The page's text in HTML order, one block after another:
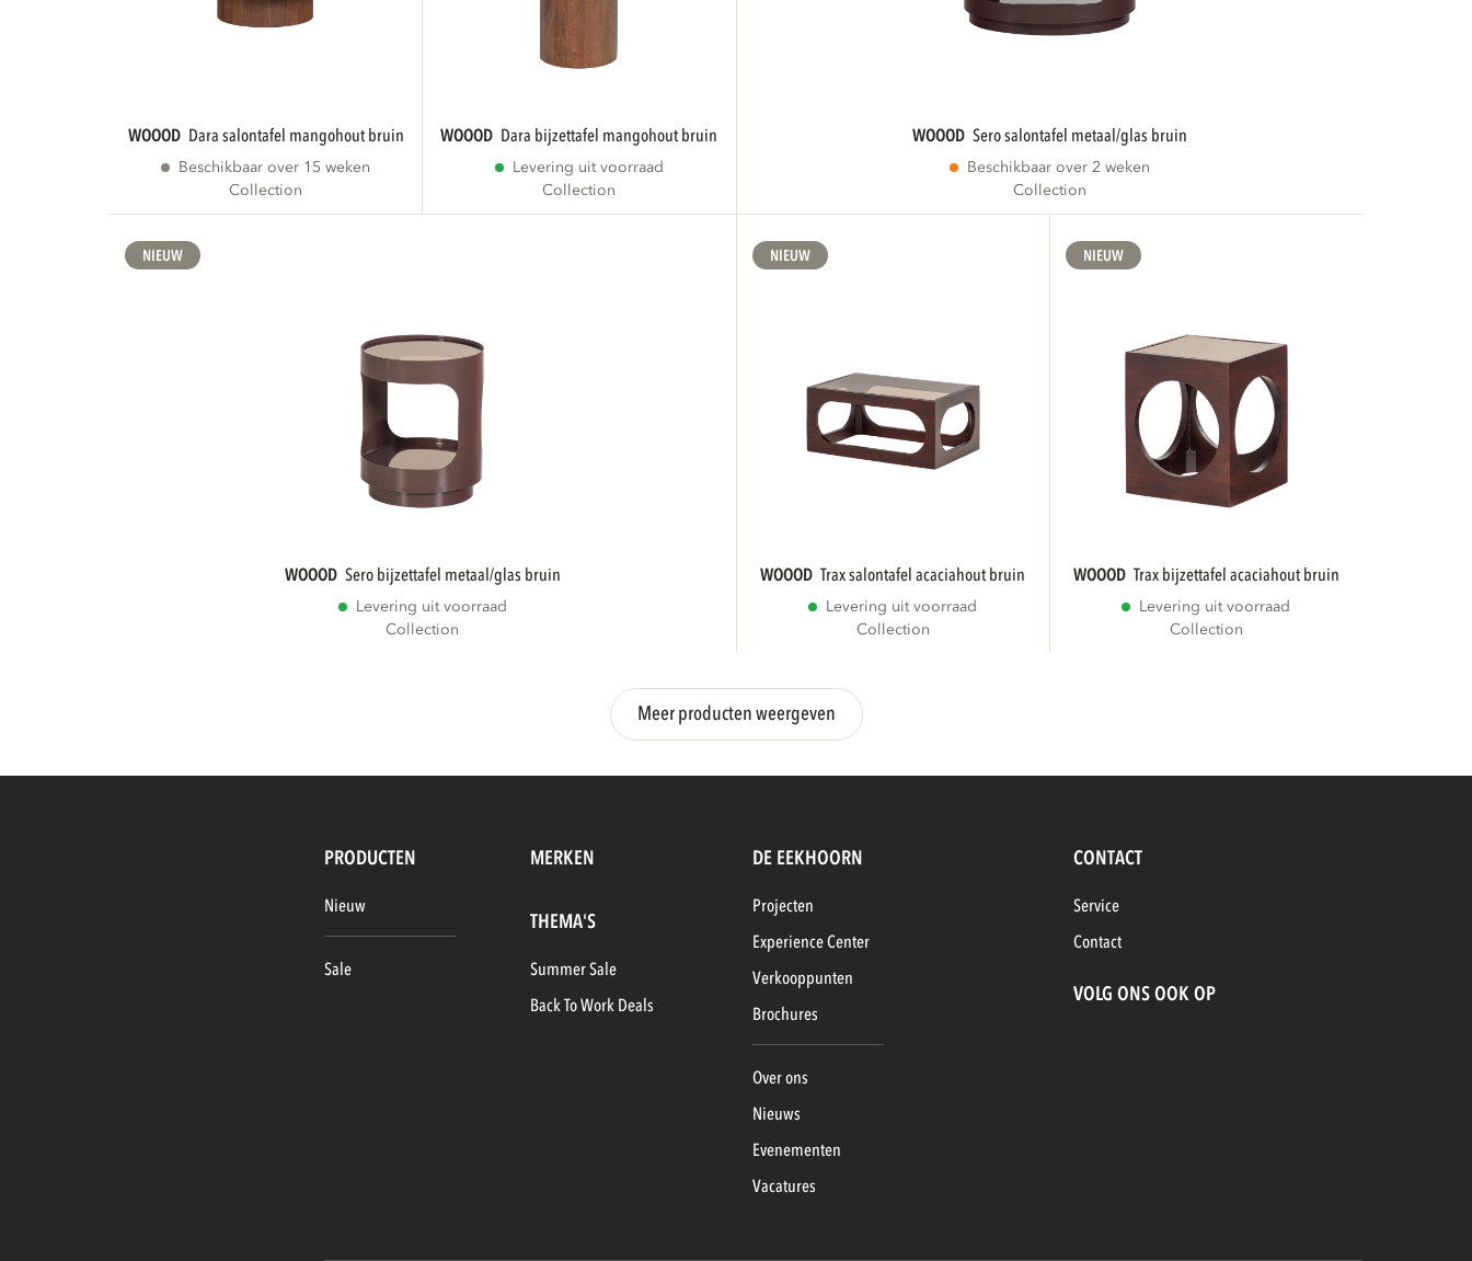
WOOOD dara salontafel mangohout bruin
Beschikbaar over 15 weken
Collection
WOOOD dara bijzettafel mangohout bruin
Levering uit voorraad
Collection
WOOOD sero salontafel metaal/glas bruin
Beschikbaar over 2 weken
Collection
NIEUW
WOOOD sero bijzettafel metaal/glas bruin
Levering uit voorraad
Collection
NIEUW
WOOOD trax salontafel acaciahout bruin
Levering uit voorraad
Collection
NIEUW
WOOOD trax bijzettafel acaciahout bruin
Levering uit voorraad
Collection
Meer producten weergeven
PRODUCTEN MERKEN
Nieuw
Sale
THEMA'S
Summer Sale
Back To Work Deals
DE EEKHOORN
Projecten
Experience Center
Verkooppunten
Brochures
Over ons
Nieuws
Evenementen
Vacatures
CONTACT
Service
Contact
VOLG ONS OOK OP